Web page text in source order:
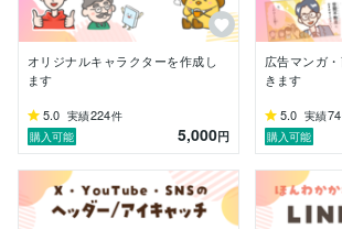
【千葉県警様】防犯パンフレット挿絵
【英会話教室ラッキーペニー様】教科書
絵、漫画制作
など。これまでに800以上の企業・個人
● プロフィール
兵庫県在住│イラストレーター│二児の母
IT企業、デザイン会社勤務後、イラスト
独立
・色彩検定協会公認　色彩講師
オリジナルキャラクターを作成し
ます
5.0 実績224件
購入可能
5,000円
広告マンガ
きます
5.0 実績74
購入可能